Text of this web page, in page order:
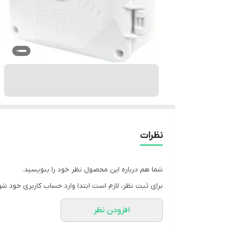
نظرات
شما هم درباره این محصول نظر خود را بنویسید.
برای ثبت نظر، لازم است ابتدا وارد حساب کاربری خود
افزودن نظر